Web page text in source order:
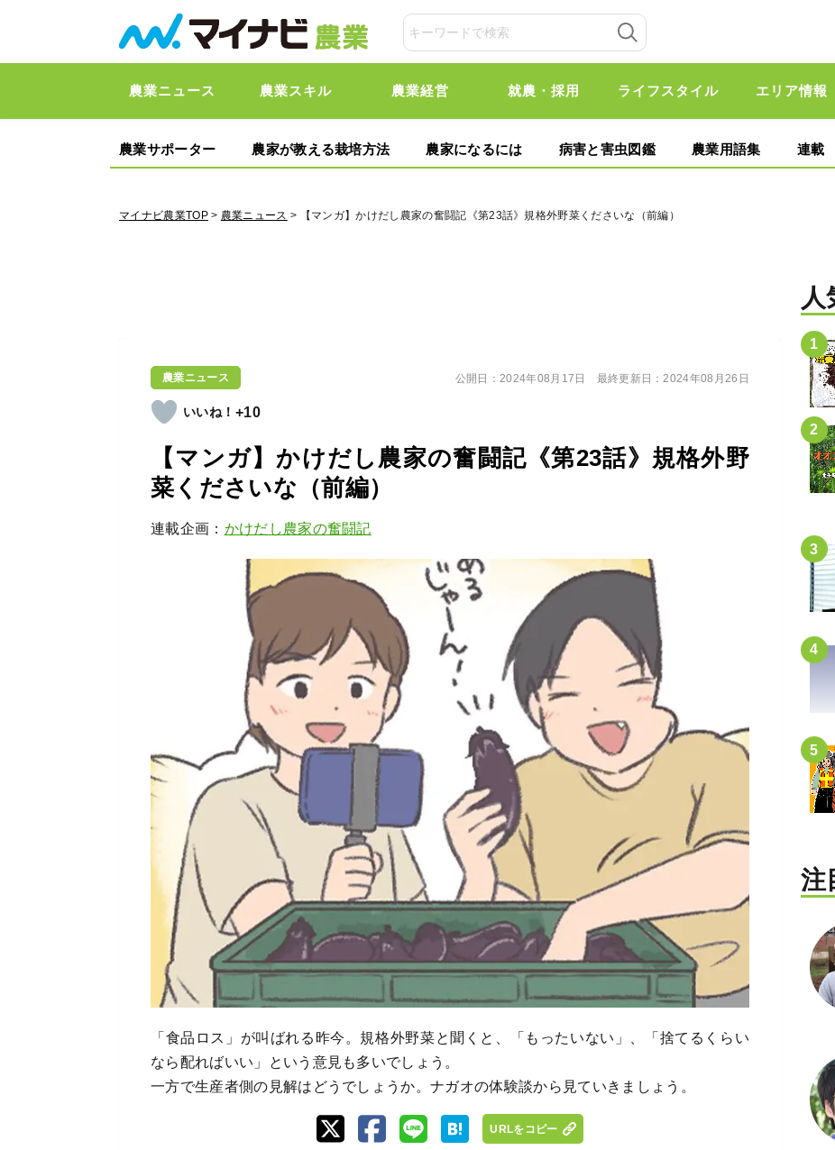
農業ニュース 農業スキル 農業経営 就農・採用 ライフスタイル エリア情報
農業サポーター 農家が教える栽培方法 農家になるには 病害と害虫図鑑 農業用語集 連載
マイナビ農業TOP> 農業ニュース > 【マンガ】かけだし農家の奮闘記《第23話》規格外野菜くださいな（前編）
農業ニュース
+10
【マンガ】かけだし農家の奮闘記《第23話》規格外野
菜くださいな（前編）
連載企画： かけだし農家の奮闘記
公開日：2024年08月17日 最終更新日：2024年08月26日
「食品ロス」が叫ばれる昨今。規格外野菜と聞くと、「もったいない」、「捨てるくらい
なら配ればいい」という意見も多いでしょう。
一方で生産者側の見解はどうでしょうか。ナガオの体験談から見ていきましょう。
URLをコピー
注